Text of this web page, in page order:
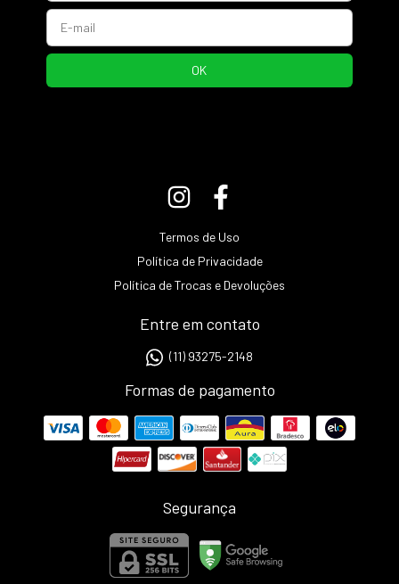
Termos de Uso
Política de Privacidade
Política de Trocas e Devoluções
Entre em contato
(11) 93275-2148
Formas de pagamento
Segurança